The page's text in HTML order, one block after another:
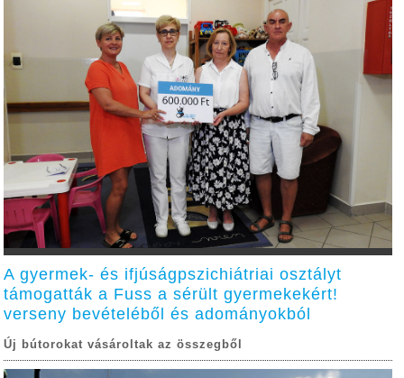
A gyermek- és ifjúságpszichiátriai osztályt
támogatták a Fuss a sérült gyermekekért!
verseny bevételéből és adományokból
Új bútorokat vásároltak az összegből